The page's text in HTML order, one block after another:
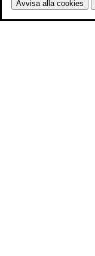
Avvisa alla cookies